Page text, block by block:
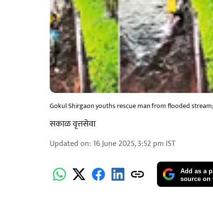
Gokul Shirgaon youths rescue man from flooded
सकाळ वृत्तसेवा
Updated on: 16 June 2025, 3:52 pm IST
Add as a
source on